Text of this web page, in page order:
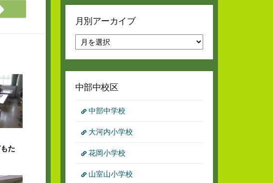
Feedly
で
た
月別アーカイブ
別
ア
ー
イ
中部中校区
中部中学校
大河内小学校
花岡小学校
山室山小学校